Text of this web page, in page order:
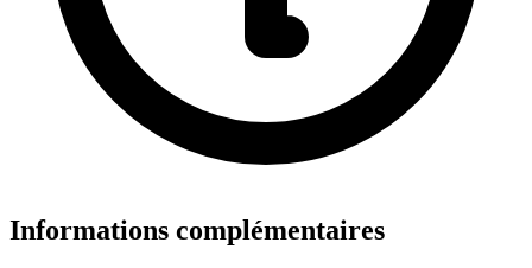
Informations complémentaires